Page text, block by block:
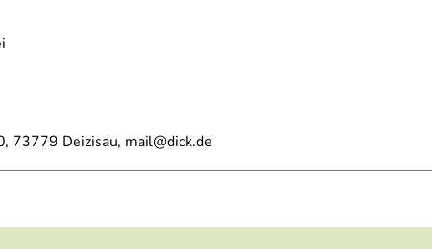
73779 Deizisau, mail@dick.de